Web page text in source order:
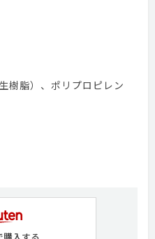
樹脂）、ポリプロピレン